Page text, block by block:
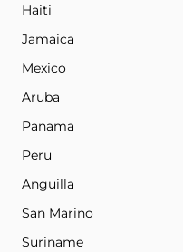
Haiti
Jamaica
Mexico
Aruba
Panama
Peru
Anguilla
San Marino
Suriname